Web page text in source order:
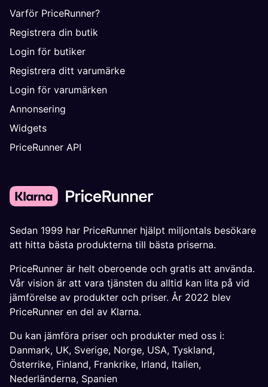
Varför PriceRunner?
Registrera din butik
Login för butiker
Registrera ditt varumärke
Login för varumärken
Annonsering
Widgets
PriceRunner API
Sedan 1999 har PriceRunner hjälpt miljontals besökare
att hitta bästa produkterna till bästa priserna.
PriceRunner är helt oberoende och gratis att använda.
Vår vision är att vara tjänsten du alltid kan lita på vid
jämförelse av produkter och priser. År 2022 blev
PriceRunner en del av Klarna.
Du kan jämföra priser och produkter med oss i:
Danmark, UK, Sverige, Norge, USA, Tyskland,
Österrike, Finland, Frankrike, Irland, Italien,
Nederländerna, Spanien